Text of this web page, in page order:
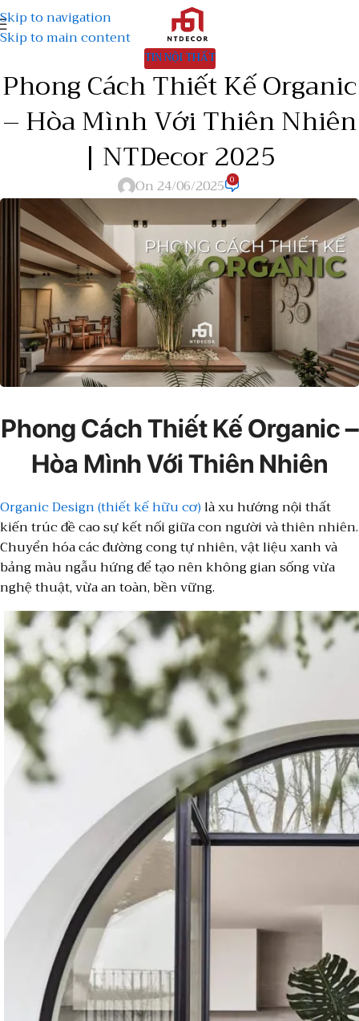
Skip to navigation
Skip to main content
TIN NỘI THẤT
Phong Cách Thiết Kế Organic
– Hòa Mình Với Thiên Nhiên
| NTDecor 2025
On 24/06/2025 0
Phong Cách Thiết Kế Organic –
Hòa Mình Với Thiên Nhiên
Organic Design (thiết kế hữu cơ)là xu hướng nội thất
kiến trúc đề cao sự kết nối giữa con người và thiên nhiên.
Chuyển hóa các đường cong tự nhiên, vật liệu xanh và
bảng màu ngẫu hứng để tạo nên không gian sống vừa
nghệ thuật, vừa an toàn, bền vững.